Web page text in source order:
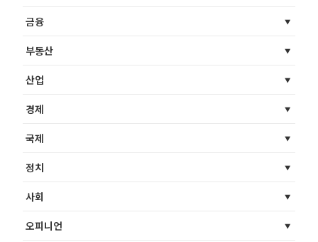
금융
부동산
산업
경제
국제
정치
사회
오피니언